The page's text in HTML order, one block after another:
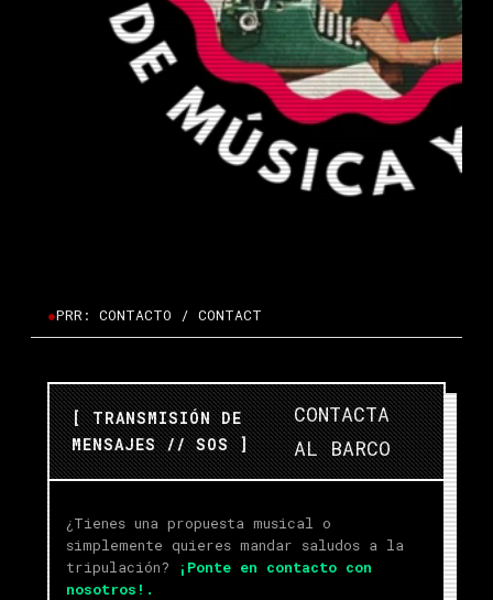
●PRR: CONTACTO / CONTACT
[ TRANSMISIÓN DE
MENSAJES // SOS ]
CONTACTA
AL BARCO
¿Tienes una propuesta musical o
simplemente quieres mandar saludos a la
tripulación?
¡Ponte en contacto con
nosotros!.